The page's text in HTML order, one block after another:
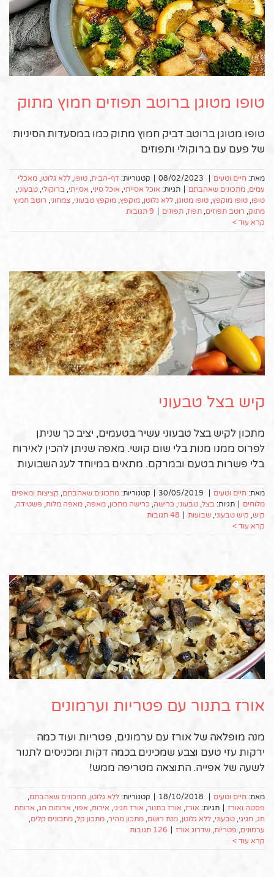
טופו מטוגן ברוטב תפוזים חמוץ מתוק
טופו מטוגן ברוטב דביק חמוץ מתוק כמו במסעדות הסיניות
של פעם עם ברוקולי ותפוזים
מאת: חיים וטעים 08/02/2023 קטגוריות: דף-הבית, טופו, ללא גלוטן, מאכלי
עמים, מתכונים שאהבתם תגיות: אוכל אסייתי, אוכל סיני, אסייתי, ברוקולי, טבעוני,
טופו, טופו מוקפץ, טופו מטוגן, ללא גלוטן, מוקפץ, מוקפץ טבעוני, צמחוני, רוטב חמוץ
מתוק, רוטב תפוזים, תפוז, תפוזים
9 תגובות
קרא עוד >
קיש בצל טבעוני
מתכון לקיש בצל טבעוני עשיר בטעמים, יציב כך שניתן
לפרוס ממנו מנות בלי שום קושי. מאפה שניתן להכין לאירוח
בלי פשרות בטעם ובמרקם. מתאים במיוחד לעג השבועות
מאת: חיים וטעים 30/05/2019 קטגוריות: מתכונים שאהבתם, קציצות ומאפים
מלוחים
תגיות: בצל, טבעוני, כרישה, כרישה מתכון, מאפה, מאפה מלוח, פשטידה,
קיש, קיש טבעוני, שבועות
48 תגובות
קרא עוד >
אורז בתנור עם פטריות וערמונים
מנה מופלאה של אורז עם ערמונים, פטריות ועוד כמה
ירקות עזי טעם וצבע שמכינים בכמה דקות ומכניסים לתנור
לשעה של אפייה. התוצאה מטריפה ממש!
מאת: חיים וטעים 18/10/2018 קטגוריות: ללא גלוטן, מתכונים שאהבתם,
פסטה ואורז
תגיות: אורז, אורז בתנור, אורז חגיגי, אירוח, אפוי, ארוחות חג, ארוחת
חג, חגיגי, טבעוני, ללא גלוטן, מנת רושם, מתכון מהיר, מתכון קל, מתכונים קלים,
ערמונים, פטריות, שדרוג אורז
126 תגובות
קרא עוד >